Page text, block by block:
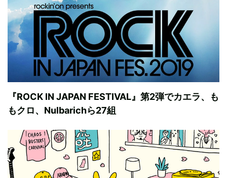
『ROCK IN JAPAN FESTIVAL』第2弾でカエラ、も
もクロ、Nulbarichら27組